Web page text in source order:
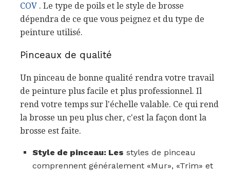
COV . Le type de poils et le style de brosse
dépendra de ce que vous peignez et du type de
peinture utilisé.
Pinceaux de qualité
Un pinceau de bonne qualité rendra votre travail
de peinture plus facile et plus professionnel. Il
rend votre temps sur l'échelle valable. Ce qui rend
la brosse un peu plus cher, c'est la façon dont la
brosse est faite.
Style de pinceau: Les styles de pinceau
comprennent généralement «Mur», «Trim» et